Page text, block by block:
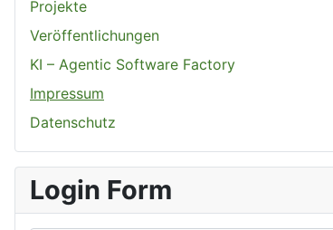
Projekte
Veröffentlichungen
KI – Agentic Software Factory
Impressum
Datenschutz
Login Form